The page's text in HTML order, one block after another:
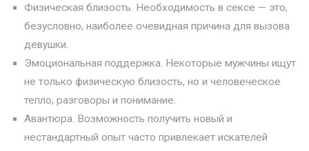
Физическая близость. Необходимость в сексе — это,
безусловно, наиболее очевидная причина для вызова
девушки.
Эмоциональная поддержка. Некоторые мужчины ищут
не только физическую близость, но и человеческое
тепло, разговоры и понимание.
Авантюра. Возможность получить новый и
нестандартный опыт часто привлекает искателей